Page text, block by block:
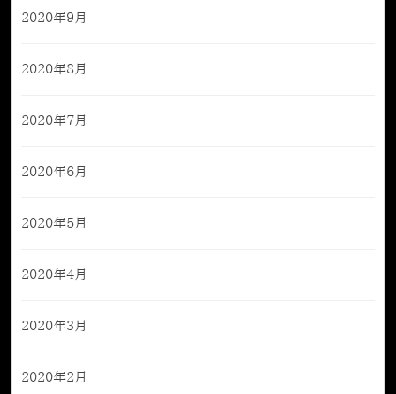
2020年9月
2020年8月
2020年7月
2020年6月
2020年5月
2020年4月
2020年3月
2020年2月